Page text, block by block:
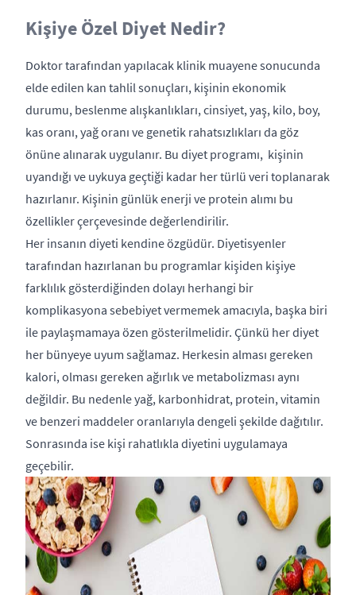
Kişiye Özel Diyet Nedir?
Doktor tarafından yapılacak klinik muayene sonucunda
elde edilen kan tahlil sonuçları, kişinin ekonomik
durumu, beslenme alışkanlıkları, cinsiyet, yaş, kilo, boy,
kas oranı, yağ oranı ve genetik rahatsızlıkları da göz
önüne alınarak uygulanır. Bu diyet programı, kişinin
uyandığı ve uykuya geçtiği kadar her türlü veri toplanarak
hazırlanır. Kişinin günlük enerji ve protein alımı bu
özellikler çerçevesinde değerlendirilir.
Her insanın diyeti kendine özgüdür. Diyetisyenler
tarafından hazırlanan bu programlar kişiden kişiye
farklılık gösterdiğinden dolayı herhangi bir
komplikasyona sebebiyet vermemek amacıyla, başka biri
ile paylaşmamaya özen gösterilmelidir. Çünkü her diyet
her bünyeye uyum sağlamaz. Herkesin alması gereken
kalori, olması gereken ağırlık ve metabolizması aynı
değildir. Bu nedenle yağ, karbonhidrat, protein, vitamin
ve benzeri maddeler oranlarıyla dengeli şekilde dağıtılır.
Sonrasında ise kişi rahatlıkla diyetini uygulamaya
geçebilir.